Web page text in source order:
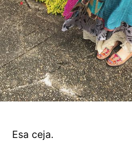
Esa ceja.